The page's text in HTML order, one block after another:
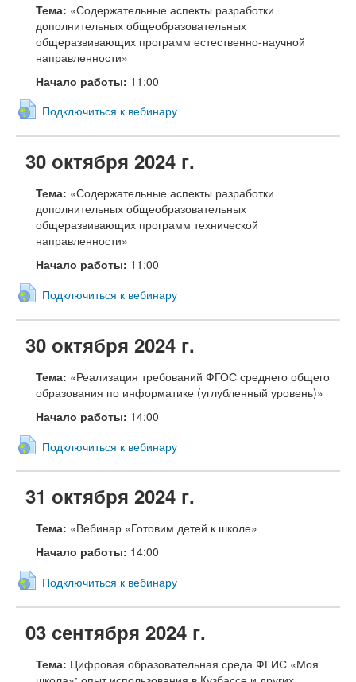
Тема: «Содержательные аспекты разработки
дополнительных общеобразовательных
общеразвивающих программ естественно-научной
направленности»
Начало работы: 11:00
Подключиться к вебинару
30 октября 2024 г.
Тема: «Содержательные аспекты разработки
дополнительных общеобразовательных
общеразвивающих программ технической
направленности»
Начало работы: 11:00
Подключиться к вебинару
30 октября 2024 г.
Тема: «Реализация требований ФГОС среднего общего
образования по информатике (углубленный уровень)»
Начало работы: 14:00
Подключиться к вебинару
31 октября 2024 г.
Тема: «Вебинар «Готовим детей к школе»
Начало работы: 14:00
Подключиться к вебинару
03 сентября 2024 г.
Тема: Цифровая образовательная среда ФГИС «Моя